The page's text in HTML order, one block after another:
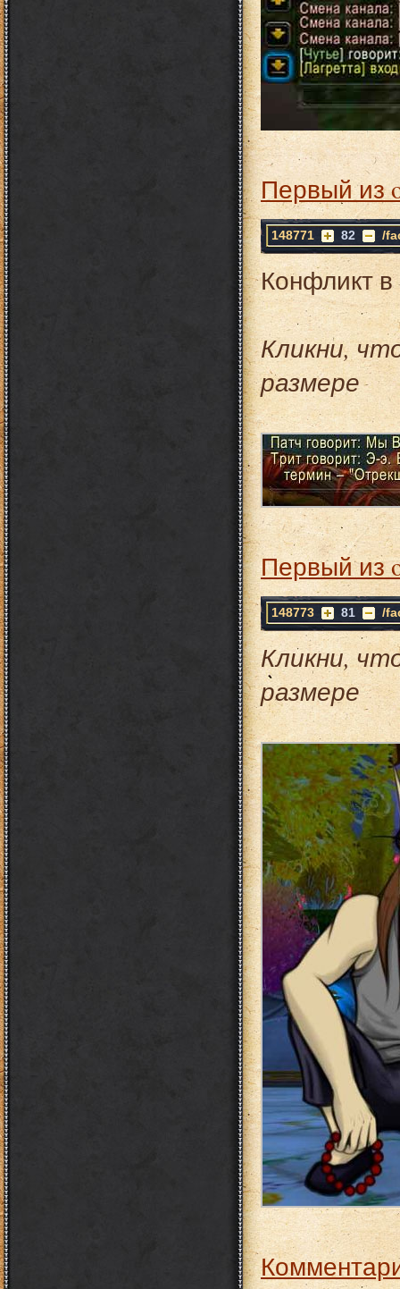
Первый из
148771 82 /
Конфликт
Кликни,
размере
Первый из
148773 81 /
Кликни,
размере